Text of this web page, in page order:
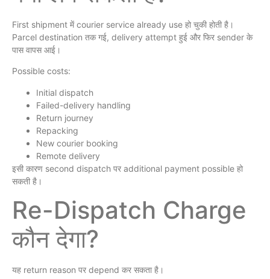
First shipment में courier service already use हो चुकी होती है।
Parcel destination तक गई, delivery attempt हुई और फिर sender के
पास वापस आई।
Possible costs:
Initial dispatch
Failed-delivery handling
Return journey
Repacking
New courier booking
Remote delivery
इसी कारण second dispatch पर additional payment possible हो
सकती है।
Re-Dispatch Charge
कौन देगा?
यह return reason पर depend कर सकता है।